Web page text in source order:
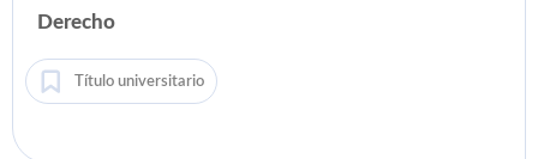
Derecho
Título universitario